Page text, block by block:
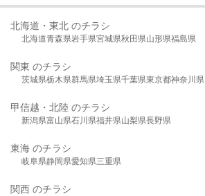
北海道・東北 のチラシ
北海道青森県岩手県宮城県秋田県山形県福島県
関東 のチラシ
茨城県栃木県群馬県埼玉県千葉県東京都神奈川県
甲信越・北陸 のチラシ
新潟県富山県石川県福井県山梨県長野県
東海 のチラシ
岐阜県静岡県愛知県三重県
関西 のチラシ